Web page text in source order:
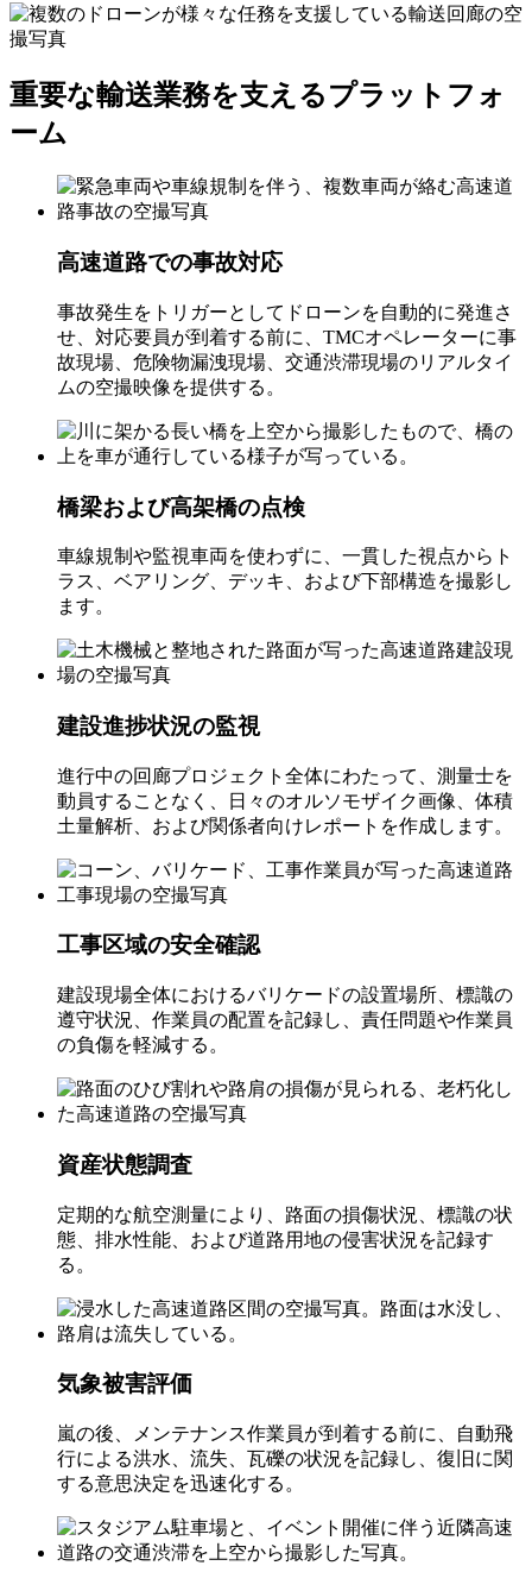
重要な輸送業務を支えるプラットフォ
ーム
高速道路での事故対応
事故発生をトリガーとしてドローンを自動的に発進さ
せ、対応要員が到着する前に、TMCオペレーターに事
故現場、危険物漏洩現場、交通渋滞現場のリアルタイ
ムの空撮映像を提供する。
橋梁および高架橋の点検
車線規制や監視車両を使わずに、一貫した視点からト
ラス、ベアリング、デッキ、および下部構造を撮影し
ます。
建設進捗状況の監視
進行中の回廊プロジェクト全体にわたって、測量士を
動員することなく、日々のオルソモザイク画像、体積
土量解析、および関係者向けレポートを作成します。
工事区域の安全確認
建設現場全体におけるバリケードの設置場所、標識の
遵守状況、作業員の配置を記録し、責任問題や作業員
の負傷を軽減する。
資産状態調査
定期的な航空測量により、路面の損傷状況、標識の状
態、排水性能、および道路用地の侵害状況を記録す
る。
気象被害評価
嵐の後、メンテナンス作業員が到着する前に、自動飛
行による洪水、流失、瓦礫の状況を記録し、復旧に関
する意思決定を迅速化する。